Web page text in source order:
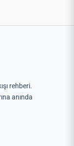
rehberi.
anında